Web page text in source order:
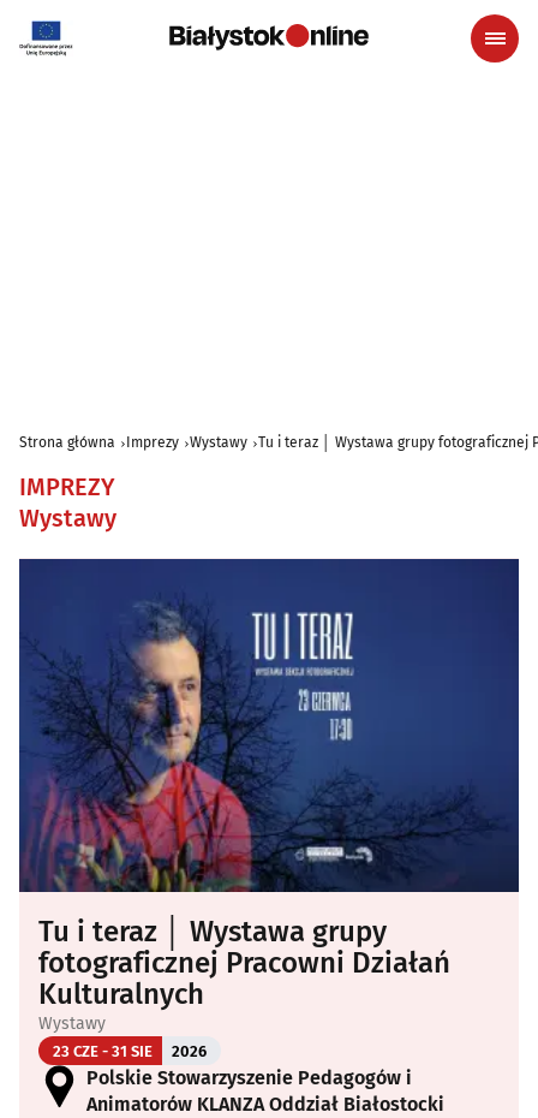
Strona główna Imprezy Wystawy Tu i teraz │ Wystawa grupy fotograficznej
IMPREZY
Wystawy
Tu i teraz │ Wystawa grupy
fotograficznej Pracowni Działań
Kulturalnych
Wystawy
23 CZE - 31 SIE 2026
Polskie Stowarzyszenie Pedagogów i
Animatorów KLANZA Oddział Białostocki